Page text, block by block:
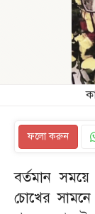
ফলো করুন
বর্তমান
চোখের